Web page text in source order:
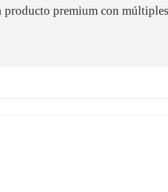
producto premium con